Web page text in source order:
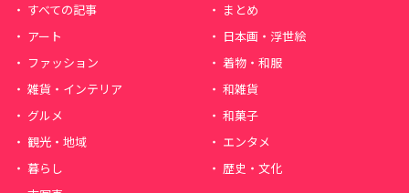
すべての記事
まとめ
アート
日本画・浮世絵
ファッション
着物・和服
雑貨・インテリア
和雑貨
グルメ
和菓子
観光・地域
エンタメ
暮らし
歴史・文化